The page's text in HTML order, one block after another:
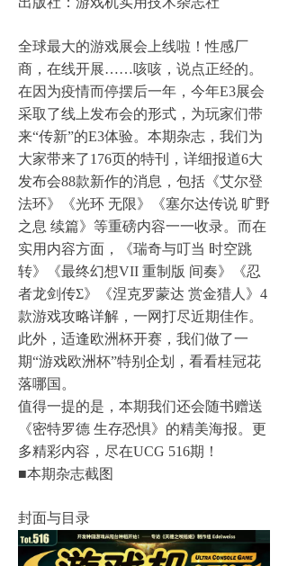
全球最大的游戏展会上线啦！性感厂
商，在线开展……咳咳，说点正经的。
在因为疫情而停摆后一年，今年E3展会
采取了线上发布会的形式，为玩家们带
来“传新”的E3体验。本期杂志，我们为
大家带来了176页的特刊，详细报道6大
发布会88款新作的消息，包括《艾尔登
法环》《光环 无限》《塞尔达传说 旷野
之息 续篇》等重磅内容一一收录。而在
实用内容方面，《瑞奇与叮当 时空跳
转》《最终幻想VII 重制版 间奏》《忍
者龙剑传Σ》《涅克罗蒙达 赏金猎人》4
款游戏攻略详解，一网打尽近期佳作。
此外，适逢欧洲杯开赛，我们做了一
期“游戏欧洲杯”特别企划，看看桂冠花
落哪国。
值得一提的是，本期我们还会随书赠送
《密特罗德 生存恐惧》的精美海报。更
多精彩内容，尽在UCG 516期！
■本期杂志截图
封面与目录